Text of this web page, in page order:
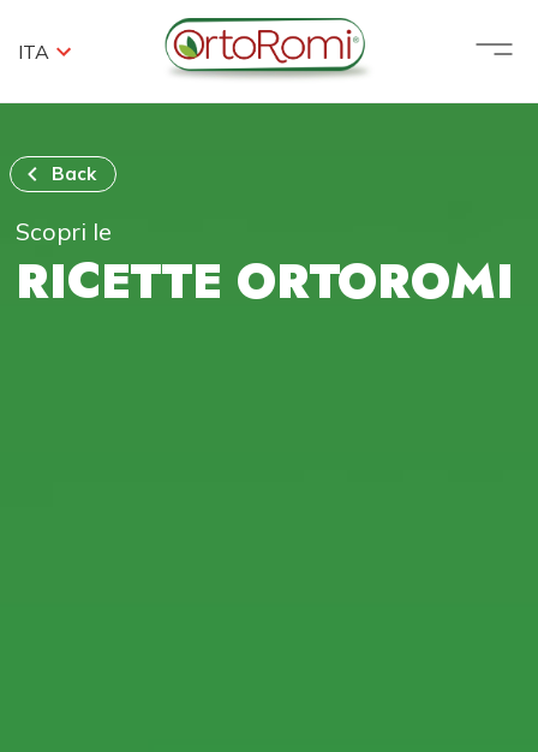
ITA
Back
Scopri le
RICETTE ORTOROMI